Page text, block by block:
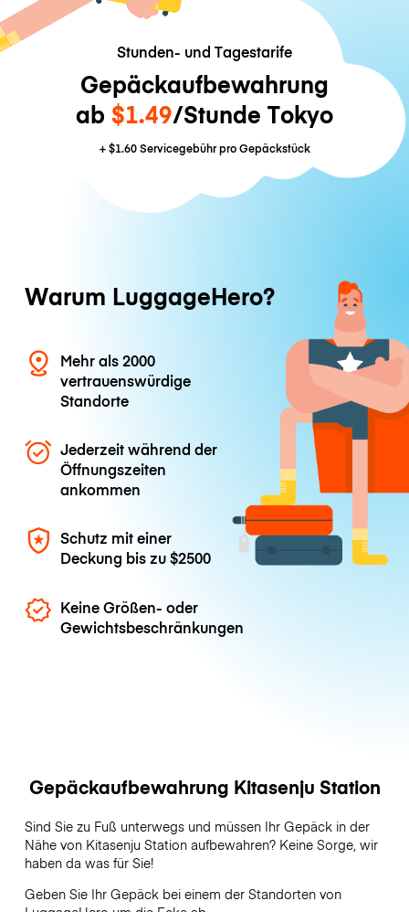
Stunden- und Tagestarife
Gepäckaufbewahrung
ab $1.49/Stunde Tokyo
+$1.60Servicegebühr pro Gepäckstück
Warum LuggageHero?
Mehr als 2000
vertrauenswürdige
Standorte
Jederzeit während der
Öffnungszeiten
ankommen
Schutz mit einer
Deckung bis zu$2500
Keine Größen- oder
Gewichtsbeschränkungen
Gepäckaufbewahrung Kitasenju Station
Sind Sie zu Fuß unterwegs und müssen Ihr Gepäck in der
Nähe von Kitasenju Station aufbewahren? Keine Sorge, wir
haben da was für Sie!
Geben Sie Ihr Gepäck bei einem der Standorten von